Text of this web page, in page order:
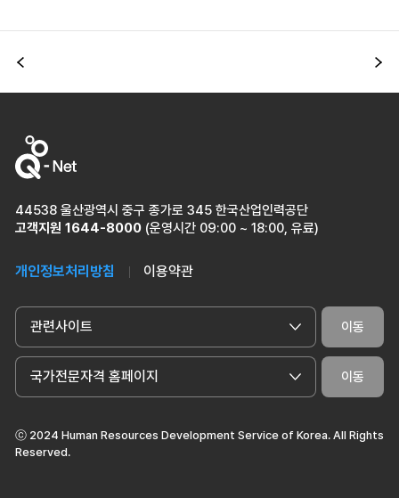
이전
44538 울산광역시 중구 종가로 345 한국산업인력공단
고객지원 1644-8000 (운영시간 09:00 ~ 18:00, 유료)
개인정보처리방침 이용약관
관련사이트 이동
국가전문자격 홈페이지 이동
ⓒ 2024 Human Resources Development Service of Korea. All Rights
Reserved.